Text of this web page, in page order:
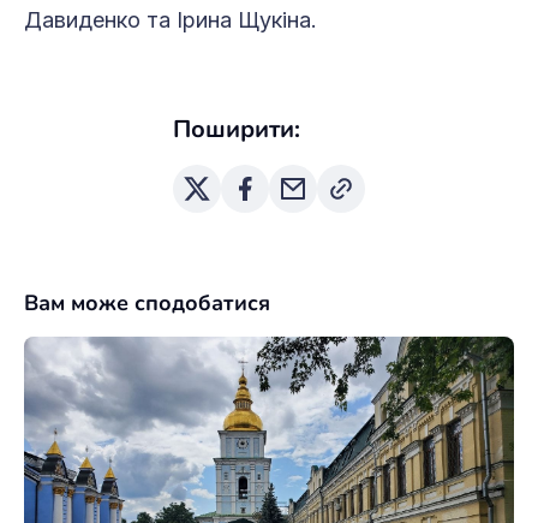
Давиденко та Ірина Щукіна.
Поширити:
Вам може сподобатися